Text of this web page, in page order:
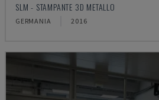
SLM - STAMPANTE 3D METALLO
GERMANIA 2016